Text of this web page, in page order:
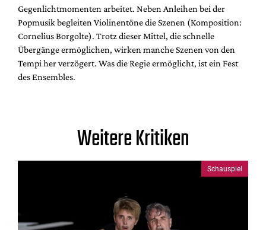
Gegenlichtmomenten arbeitet. Neben Anleihen bei der
Popmusik begleiten Violinentöne die Szenen (Komposition:
Cornelius Borgolte). Trotz dieser Mittel, die schnelle
Übergänge ermöglichen, wirken manche Szenen von den
Tempi her verzögert. Was die Regie ermöglicht, ist ein Fest
des Ensembles.
Weitere Kritiken
Schauspiel